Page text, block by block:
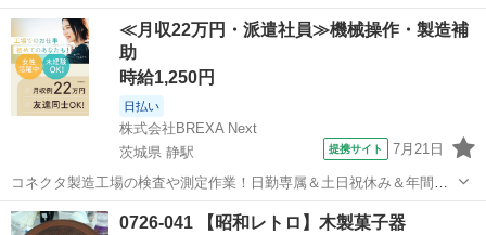
ない場合もあるかと思います。それでも迅速かつ安心してお取引でき
ますよう、注意して参ります。どうぞよろしくお願いいたします。
【お渡し】 現地お引き渡しです。...
宮城 仙台市 北四番丁駅 食品 切り餅
≪月収22万円・派遣社員≫機械操作・製造補
助
時給1,250円
日払い
株式会社BREXA Next
茨城県 静駅
提携サイト 7月21日
コネクタ製造工場の検査や測定作業！日勤専属＆土日祝休み＆年間休
日128日★クリーンルーム内作業★マイカー通勤OK＆無料駐車場あり
★就業先食堂利用可！日払い制度あり！《茨城県常陸大宮市》 人気の
茨城 常陸大宮市 その他
0726-041 【昭和レトロ】木製菓子器